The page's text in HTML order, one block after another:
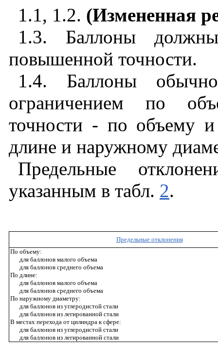
1.1, 1.2. (Измененная
1.3. Баллоны
повышенной точности.
1.4. Баллоны
ограничением по
точности - по объему
длине и наружному
Предельные
указанным в табл. 2.
Предельные отклонения
По объему:
для баллонов малого объема
для баллонов среднего объема
По длине:
для баллонов малого объема
для баллонов среднего объема
По наружному диаметру:
для баллонов из углеродистой стали
для баллонов из легированной стали
В местах перехода от цилиндра к сфере:
для баллонов из углеродистой стали
для баллонов из легированной стали